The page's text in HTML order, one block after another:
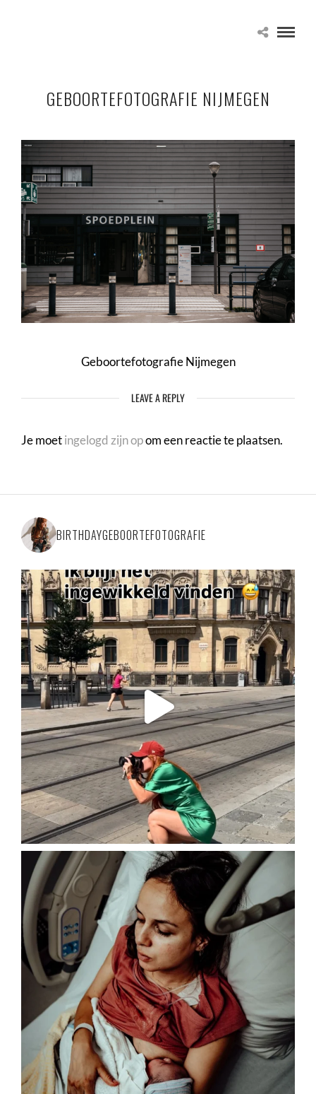
GEBOORTEFOTOGRAFIE NIJMEGEN
Geboortefotografie Nijmegen
LEAVE A REPLY
Je moetingelogd zijn opom een reactie te plaatsen.
BIRTHDAYGEBOORTEFOTOGRAFIE